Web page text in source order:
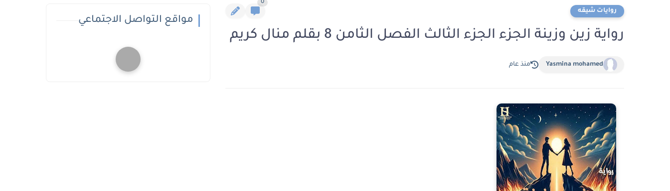
روايات شيقه
0
رواية زين وزينة الجزء الجزء الثالث الفصل الثامن 8 بقلم منال كريم
Yasmina mohamed منذ عام
مواقع التواصل الاجتماعي